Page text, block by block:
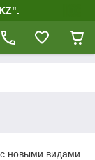
новыми видами